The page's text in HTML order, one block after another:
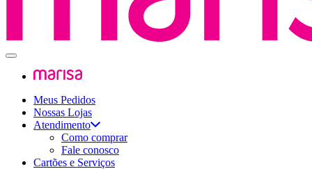
Meus Pedidos
Nossas Lojas
Atendimento
Como comprar
Fale conosco
Cartões e Serviços